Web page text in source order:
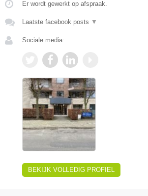
Er wordt gewerkt op afspraak.
Laatste facebook posts ▼
Sociale media:
BEKIJK VOLLEDIG PROFIEL